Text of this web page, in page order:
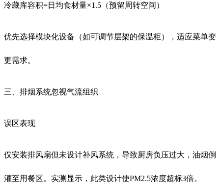
冷藏库容积=日均食材量×1.5（预留周转空间）
优先选择模块化设备（如可调节层架的保温柜），适应菜单变
更需求。
三、排烟系统忽视气流组织
误区表现
仅安装排风扇但未设计补风系统，导致厨房负压过大，油烟倒
灌至用餐区。实测显示，此类设计使PM2.5浓度超标3倍。